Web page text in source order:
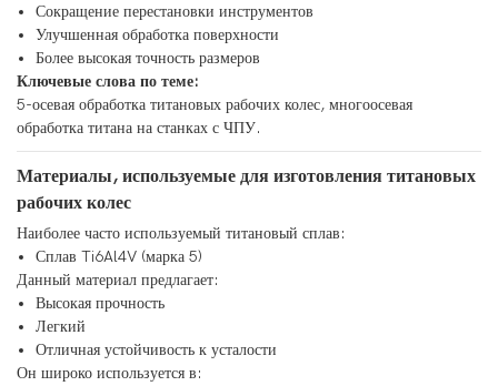
Сокращение перестановки инструментов
Улучшенная обработка поверхности
Более высокая точность размеров
Ключевые слова по теме:
5-осевая обработка титановых рабочих колес, многоосевая
обработка титана на станках с ЧПУ.
Материалы, используемые для изготовления титановых
рабочих колес
Наиболее часто используемый титановый сплав:
Сплав Ti6Al4V (марка 5)
Данный материал предлагает:
Высокая прочность
Легкий
Отличная устойчивость к усталости
Он широко используется в: